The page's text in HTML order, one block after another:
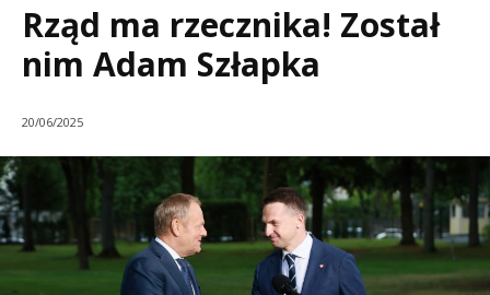
Rząd ma rzecznika! Został
nim Adam Szłapka
20/06/2025